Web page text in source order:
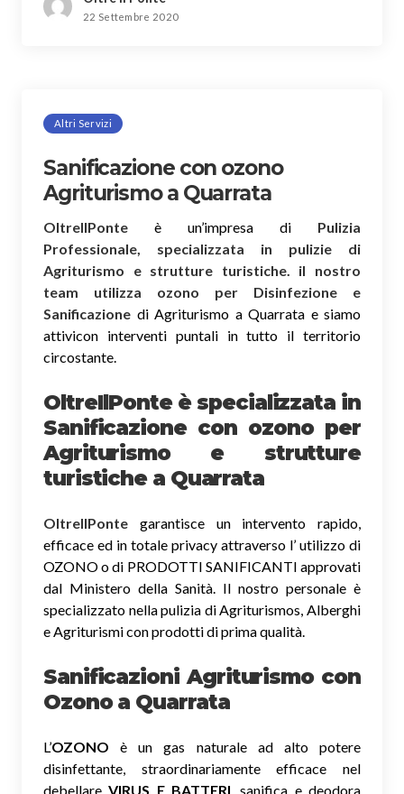
22 Settembre 2020
Altri Servizi
Sanificazione con ozono
Agriturismo a Quarrata
OltreIlPonte è un’impresa di Pulizia
Professionale, specializzata in pulizie di
Agriturismo e strutture turistiche. il nostro
team utilizza ozono per Disinfezione e
Sanificazione di Agriturismo a Quarrata e siamo
attivicon interventi puntali in tutto il territorio
circostante.
OltreIlPonte è specializzata in
Sanificazione con ozono per
Agriturismo e strutture
turistiche a Quarrata
OltreIlPonte garantisce un intervento rapido,
efficace ed in totale privacy attraverso l’ utilizzo di
OZONO o di PRODOTTI SANIFICANTI approvati
dal Ministero della Sanità. Il nostro personale è
specializzato nella pulizia di Agriturismos, Alberghi
e Agriturismi con prodotti di prima qualità.
Sanificazioni Agriturismo con
Ozonoa Quarrata
L’OZONO è un gas naturale ad alto potere
disinfettante, straordinariamente efficace nel
debellareVIRUS E BATTERI, sanifica e deodora